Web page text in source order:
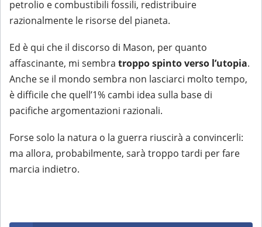
petrolio e combustibili fossili, redistribuire
razionalmente le risorse del pianeta.
Ed è qui che il discorso di Mason, per quanto
affascinante, mi sembra troppo spinto verso l’utopia.
Anche se il mondo sembra non lasciarci molto tempo,
è difficile che quell’1% cambi idea sulla base di
pacifiche argomentazioni razionali.
Forse solo la natura o la guerra riuscirà a convincerli:
ma allora, probabilmente, sarà troppo tardi per fare
marcia indietro.